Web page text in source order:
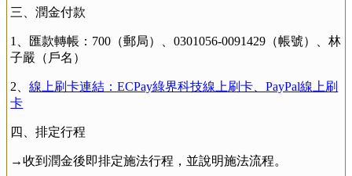
三、潤金付款
1、匯款轉帳：700（郵局）、0301056-0091429（帳號）、林
子嚴（戶名）
2、線上刷卡連結：ECPay綠界科技線上刷卡、PayPal線上刷
卡
四、排定行程
→收到潤金後即排定施法行程，並說明施法流程。